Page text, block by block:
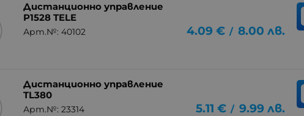
Дистанционно управление
P1528 TELE
Арт.№: 40102 4.09 € / 8.00 лв.
Дистанционно управление
TL380
Арт.№: 23314 5.11 € / 9.99 лв.